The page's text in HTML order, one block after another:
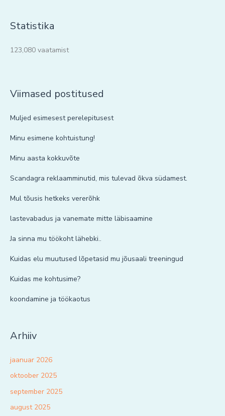
Statistika
123,080 vaatamist
Viimased postitused
Muljed esimesest perelepitusest
Minu esimene kohtuistung!
Minu aasta kokkuvõte
Scandagra reklaamminutid, mis tulevad õkva südamest.
Mul tõusis hetkeks vererõhk
lastevabadus ja vanemate mitte läbisaamine
Ja sinna mu töökoht lähebki..
Kuidas elu muutused lõpetasid mu jõusaali treeningud
Kuidas me kohtusime?
koondamine ja töökaotus
Arhiiv
jaanuar 2026
oktoober 2025
september 2025
august 2025